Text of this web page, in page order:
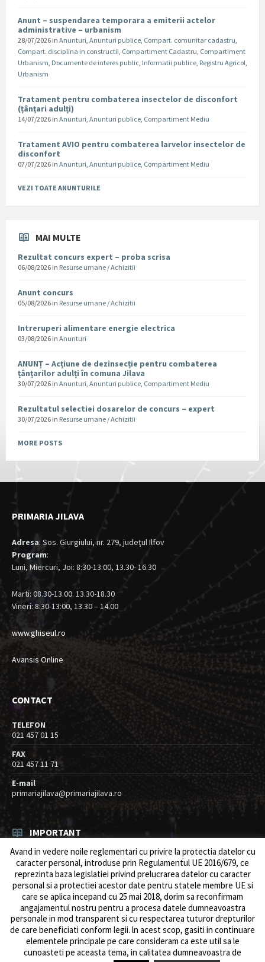
Anunt – suspendarea temporara a emiterii actelor
administrative – urbanism
28/07/2026 in Anunturi, Anunturi publice, Compart. comunitar cadastru,
Compart. disciplina in constructii, Compartiment Cadastru, Compartiment
Urbanism, Documente de interes public, Informatii publice, Registru Agricol,
Urbanism
Tratament pentru combaterea insectelor de disconfort
(țânțari adulți)
14/07/2026 in Anunturi, Anunturi publice, Compartiment Mediu
Tratament AVIO pentru combaterea larvelor insectelor de
disconfort
07/07/2026 in Anunturi, Anunturi publice, Compartiment Mediu
VEZI TOATE ANUNTURILE
MAI MULTE
Rezultat concurs expert – proba scrisa
06/08/2026 in Resurse umane / Achizitii
Anunt concurs
05/08/2026 in Resurse umane / Achizitii
Intreruperi alimentare energie electrica
03/08/2026 in Anunturi
ANUNȚ – Acțiune de dezinsecție pentru combaterea
țânțarilor adulți în comuna Jilava
30/07/2026 in Anunturi, Anunturi publice, Compartiment Mediu
Rezultatul selectiei dosarelor de concurs – expert
30/07/2026 in Resurse umane / Achizitii
MORE POSTS
PRIMARIA JILAVA
Adresa: Sos. Giurgiului, nr. 279, judeţul Ilfov
Program:
Luni, Miercuri, Joi: 8:30-13:00, 13.30- 16.30
Marti: 08.30-13.00. 13.30-18.30
Vineri: 8:30-13:00, 13.30 – 14.00
www.ghiseul.ro
Avansis Online
CONTACT
TELEFON
021 457 01 15
FAX
021 457 11 71
E-mail
primariajilava@primariajilava.ro
IMPORTANT
Rezultat concurs expert – proba scrisa
06/08/2026 inResurse umane / Achizitii
Anunt concurs
05/08/2026 Resurse umane / Achizitii
© 2026 Primăria Comunei Jilava. Dev byows.ro
Avand in vedere noile reglementari cu privire la protectia datelor cu
caracter personal, introduse prin Regulamentul UE 2016/679, ce
reprezinta baza legislatiei privind prelucrarea datelor cu caracter
personal si a protectiei acestor date pentru statele membre UE si
care se aplica incepand cu 25 mai 2018, dorim sa reconfirmam
angajamentul nostru pentru a procesa datele dumneavoastra
personale in mod transparent si cu respectarea tuturor drepturilor
de care beneficiati conform legii. ln acest scop, gasiti in continuare
elementele principale pe care consideram ca este util sa le
cunoasteti pe aceasta tema, in calitatea dumneavoastra de